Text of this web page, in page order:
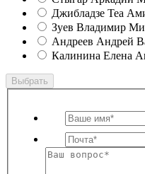
Джибладзе Теа
Зуев Владимир
Андреев Андрей
Калинина Елена
Выбрать